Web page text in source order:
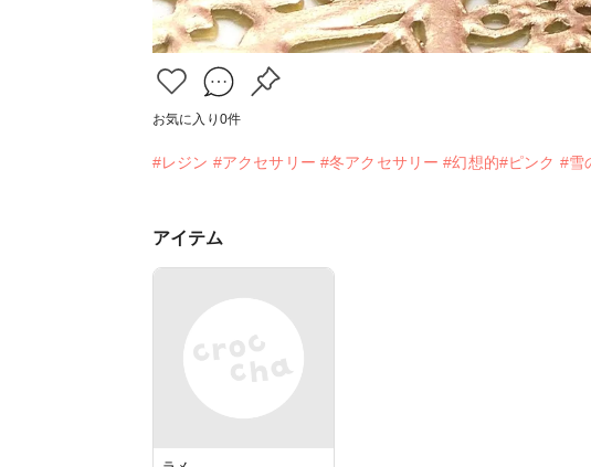
お気に入り 0件
#レジン #アクセサリー #冬アクセサリー #幻想的#ピンク #雪
アイテム